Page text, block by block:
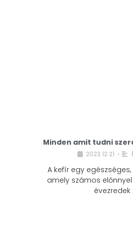
Minden amit tudni
2023.12.21. •
A kefír egy
amely számos
évezredek